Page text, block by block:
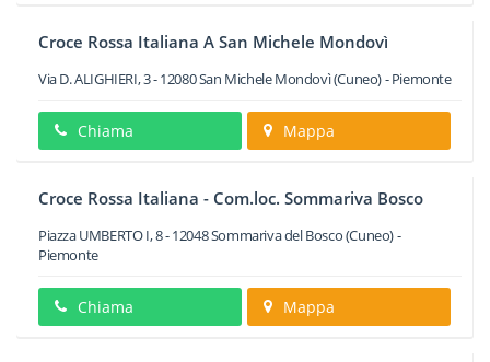
Croce Rossa Italiana A San Michele Mondovì
Via D. ALIGHIERI, 3-12080San Michele Mondovì(Cuneo) -Piemonte
Chiama Mappa
Croce Rossa Italiana - Com.loc. Sommariva Bosco
Piazza UMBERTO I, 8-12048Sommariva del Bosco(Cuneo) -
Piemonte
Chiama Mappa